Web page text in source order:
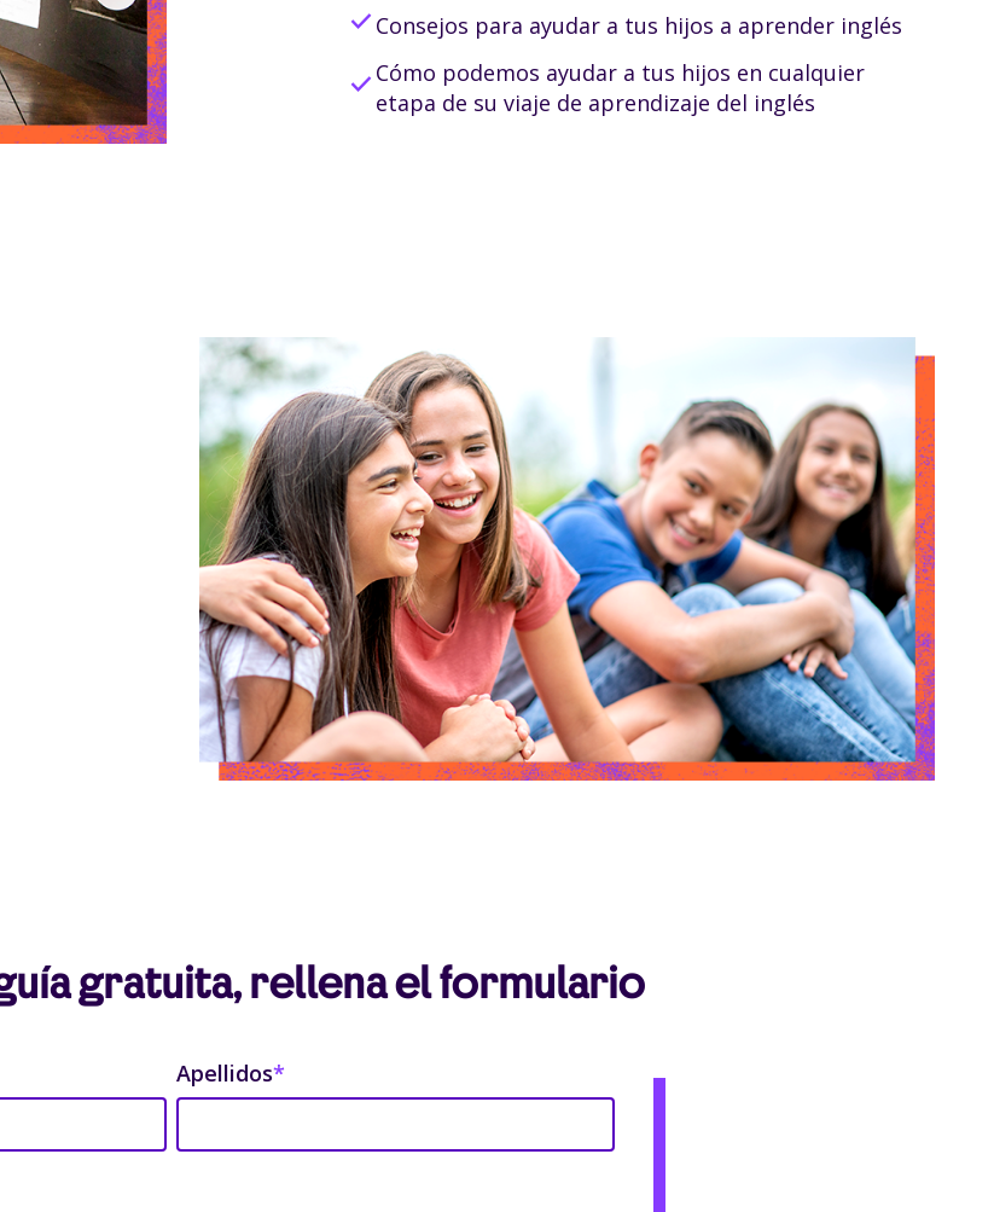
check Consejos para ayudar a tus hijos a aprender inglés
check Cómo podemos ayudar a tus hijos en cualquier
etapa de su viaje de aprendizaje del inglés
gratuita, rellena el formulario
Apellidos*